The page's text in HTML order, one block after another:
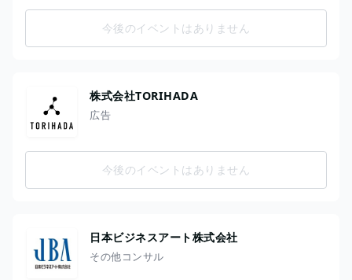
今後のイベントはありません
株式会社TORIHADA
広告
今後のイベントはありません
日本ビジネスアート株式会社
その他コンサル